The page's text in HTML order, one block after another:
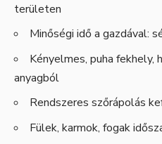
területen
Minőségi idő a gazdával:
Kényelmes, puha
anyagból
Rendszeres szőrápolás
Fülek, karmok, fogak